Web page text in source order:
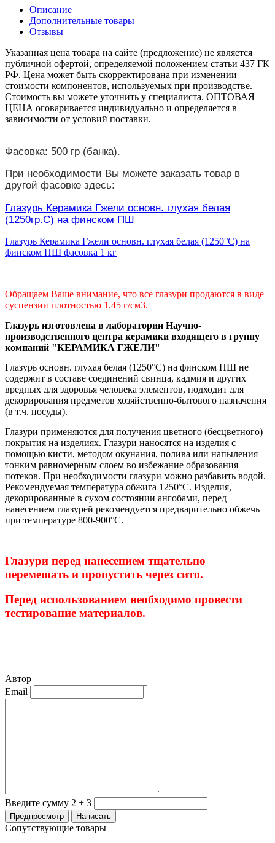
Описание
Дополнительные товары
Отзывы
Указанная цена товара на сайте (предложение) не является
публичной офертой, определяемой положением статьи 437 ГК
РФ. Цена может быть скорректирована при изменении
стоимости компонентов, используемых при производстве.
Стоимость вы можете уточнить у специалиста. ОПТОВАЯ
ЦЕНА оговаривается индивидуально и определяется в
зависимости от условий поставки.
Фасовка: 500 гр (банка).
При необходимости Вы можете заказать товар в
другой фасовке здесь:
Глазурь Керамика Гжели основн. глухая белая
(1250гр.С) на финском ПШ
Глазурь Керамика Гжели основн. глухая белая (1250°С) на
финском ПШ фасовка 1 кг
Обращаем Ваше внимание, что все глазури продаются в виде
суспензии плотностью 1.45 г/см3.
Глазурь изготовлена в лаборатории Научно-
производственного центра керамики входящего в группу
компаний "КЕРАМИКА ГЖЕЛИ"
Глазурь основн. глухая белая (1250°С) на финском ПШ не
содержит в составе соединений свинца, кадмия и других
вредных для здоровья человека элементов, подходит для
декорирования предметов хозяйственно-бытового назначения
(в т.ч. посуды).
Глазури применяются для получения цветного (бесцветного)
покрытия на изделиях. Глазури наносятся на изделия с
помощью кисти, методом окунания, полива или напыления
тонким равномерным слоем во избежание образования
потеков. При необходимости глазури можно разбавить водой.
Рекомендуемая температура обжига 1250°С. Изделия,
декорированные в сухом состоянии ангобами, перед
нанесением глазурей рекомендуется предварительно обжечь
при температуре 800-900°С.
Глазури перед нанесением тщательно
перемешать и пропустить через сито.
Перед использованием необходимо провести
тестирование материалов.
Автор
Email
Введите сумму 2 + 3
Сопутствующие товары